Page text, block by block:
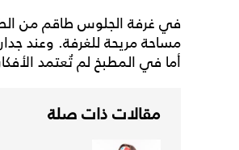
في غرفة الجلوس طاقممن
مساحةمريحة للغرفة. وعندجدار
أما في المطبخ لمتُعتمد
مقالات ذات صلة